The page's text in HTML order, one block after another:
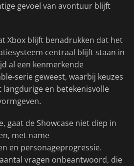
gevoel van avontuur blijft
Xbox blijft benadrukken dat het
centraal blijft staan in
al een kenmerkende
serie geweest, waarbij keuzes
en betekenisvolle
gaat de Showcase niet diep in
met name
en personageprogressie.
vragen onbeantwoord, die